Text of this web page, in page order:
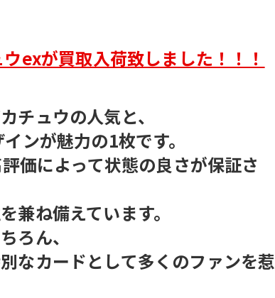
exが買取入荷致しました！！！
チュウの人気と、
ンが魅力の1枚です。
価によって状態の良さが保証さ
兼ね備えています。
ろん、
なカードとして多くのファンを惹